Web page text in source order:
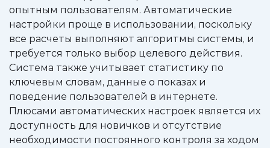
опытным пользователям. Автоматические
настройки проще в использовании, поскольку
все расчеты выполняют алгоритмы системы, и
требуется только выбор целевого действия.
Система также учитывает статистику по
ключевым словам, данные о показах и
поведение пользователей в интернете.
Плюсами автоматических настроек является их
доступность для новичков и отсутствие
необходимости постоянного контроля за ходом